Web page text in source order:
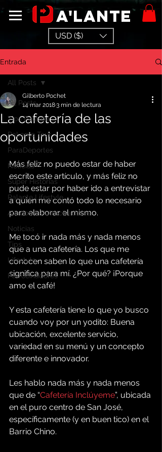
a'lante
USD ($)
Entrada
All Posts
Tips Palante
PaLante Tour
ParaDeportes
Noticias
Super Historias
Palante Lifestyle
Aliados & Patrocinadores
Noticias
Tips
Lifestyle
Patrocinadores
All Posts
La cafetería de las
oportunidades
Gilberto Pochet
14 mar 20183 min de lectura
Más feliz no puedo estar de haber
escrito este artículo, y más feliz no
pude estar por haber ido a entrevistar
a quien me contó todo lo necesario
para elaborar el mismo.
Me tocó ir nada más y nada menos
que a una cafetería. Los que me
conocen saben lo que una cafetería
significa para mí. ¿Por qué? ¡Porque
amo el café!
Y esta cafetería tiene lo que yo busco
cuando voy por un yodito: Buena
ubicación, excelente servicio,
variedad en su menú y un concepto
diferente e innovador.
Les hablo nada más y nada menos
que de “Cafetería Inclúyeme”, ubicada
en el puro centro de San José,
específicamente (y en buen tico) en el
Barrio Chino.